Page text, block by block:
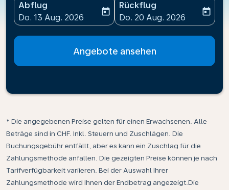
Abflug
fc-booking-departure-date-aria-label
Do. 13 Aug. 2026
today
Rückflug
fc-booking-return-date-
Do. 20 Aug. 2026
today
Angebote ansehen
* Die angegebenen Preise gelten für einen Erwachsenen. Alle
Beträge sind in CHF. Inkl. Steuern und Zuschlägen. Die
Buchungsgebühr entfällt, aber es kann ein Zuschlag für die
Zahlungsmethode anfallen. Die gezeigten Preise können je nach
Tarifverfügbarkeit variieren. Bei der Auswahl Ihrer
Zahlungsmethode wird Ihnen der Endbetrag angezeigt.Die